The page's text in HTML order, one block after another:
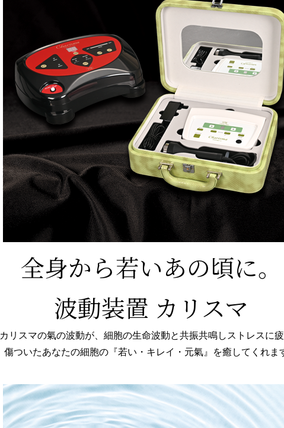
全身から若いあの頃に。
波動装置 カリスマ
カリスマの氣の波動が、細胞の生命波動と共振共鳴しストレスに
傷ついたあなたの細胞の『若い・キレイ・元氣』を癒してくれま